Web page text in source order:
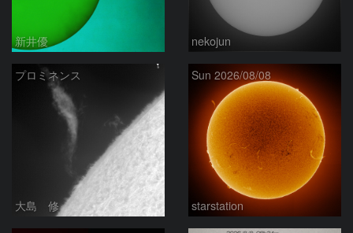
新井優 nekojun
プロミネンス
大島 修
Sun 2026/08/08
starstation